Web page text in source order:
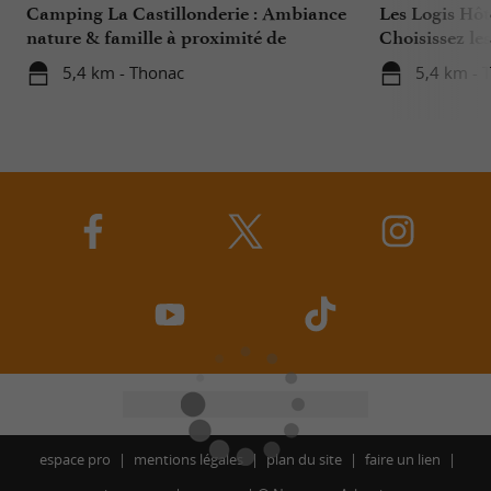
Camping La Castillonderie : Ambiance
nature & famille à proximité de
Montignac Lascaux !
5,4 km - Thonac
Les Logis
Choisissez
meilleurs
5,4 km -
espace pro mentions légales plan du site
faire un lien